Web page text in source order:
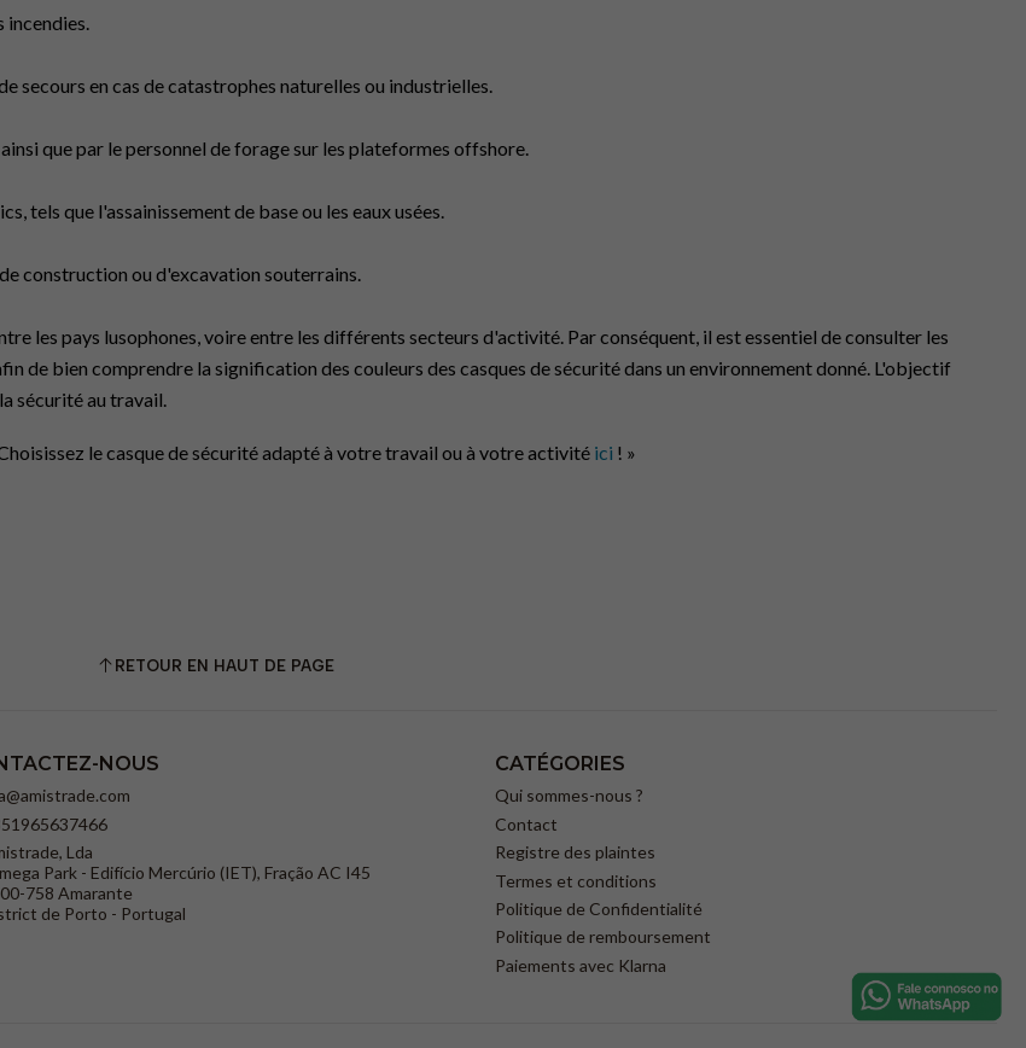
incendies.
secours en cas de catastrophes naturelles ou industrielles.
que par le personnel de forage sur les plateformes offshore.
tels que l'assainissement de base ou les eaux usées.
construction ou d'excavation souterrains.
les pays lusophones, voire entre les différents secteurs d'activité. Par conséquent, il est essentiel de consulter les
de bien comprendre la signification des couleurs des casques de sécurité dans un environnement donné. L'objectif
sécurité au travail.
le casque de sécurité adapté à votre travail ou à votre activité ici ! »
RETOUR EN HAUT DE PAGE
NOUS
Lda
Park - Edifício Mercúrio (IET), Fração AC I45
758 Amarante
de Porto - Portugal
CATÉGORIES
Qui sommes-nous ?
Contact
Registre des plaintes
Termes et conditions
Politique de Confidentialité
Politique de remboursement
Paiements avec Klarna